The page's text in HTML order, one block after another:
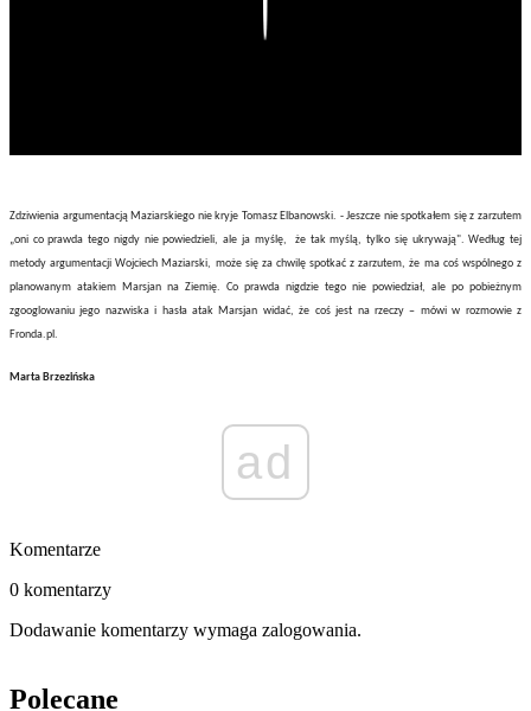
Zdziwienia argumentacją Maziarskiego nie kryje Tomasz Elbanowski. - Jeszcze nie spotkałem się z zarzutem
„oni co prawda tego nigdy nie powiedzieli, ale ja myślę, że tak myślą, tylko się ukrywają". Według tej
metody argumentacji Wojciech Maziarski, może się za chwilę spotkać z zarzutem, że ma coś wspólnego z
planowanym atakiem Marsjan na Ziemię. Co prawda nigdzie tego nie powiedział, ale po pobieżnym
zgooglowaniu jego nazwiska i hasła atak Marsjan widać, że coś jest na rzeczy – mówi w rozmowie z
Fronda.pl.
Marta Brzezińska
ad
Komentarze
0 komentarzy
Dodawanie komentarzy wymaga zalogowania.
Polecane